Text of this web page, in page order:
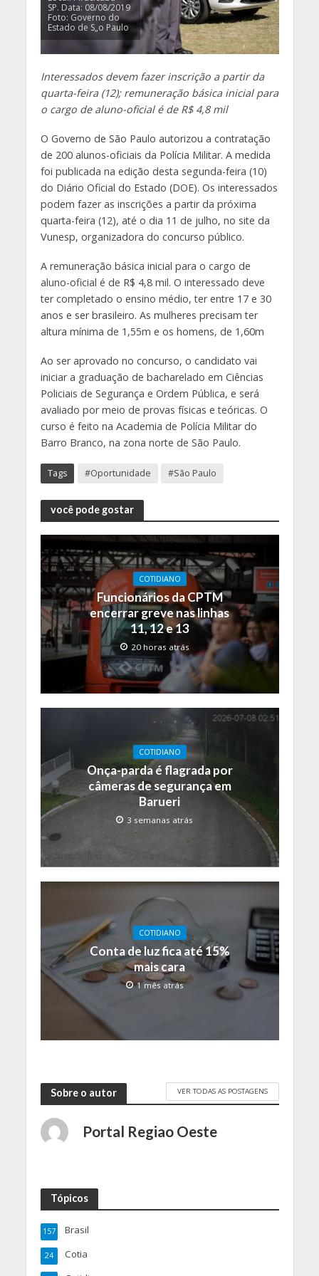
SP. Data: 08/08/2019
Foto: Governo do
Estado de S„o Paulo
Interessados devem fazer inscrição a partir da
quarta-feira (12); remuneração básica inicial para
o cargo de aluno-oficial é de R$ 4,8 mil
O Governo de São Paulo autorizou a contratação
de 200 alunos-oficiais da Polícia Militar. A medida
foi publicada na edição desta segunda-feira (10)
do Diário Oficial do Estado (DOE). Os interessados
podem fazer as inscrições a partir da próxima
quarta-feira (12), até o dia 11 de julho, no site da
Vunesp, organizadora do concurso público.
A remuneração básica inicial para o cargo de
aluno-oficial é de R$ 4,8 mil. O interessado deve
ter completado o ensino médio, ter entre 17 e 30
anos e ser brasileiro. As mulheres precisam ter
altura mínima de 1,55m e os homens, de 1,60m
Ao ser aprovado no concurso, o candidato vai
iniciar a graduação de bacharelado em Ciências
Policiais de Segurança e Ordem Pública, e será
avaliado por meio de provas físicas e teóricas. O
curso é feito na Academia de Polícia Militar do
Barro Branco, na zona norte de São Paulo.
Tags #Oportunidade #São Paulo
você pode gostar
COTIDIANO
Funcionários da CPTM
encerrar greve nas linhas
11, 12 e 13
20 horas atrás
COTIDIANO
Onça-parda é flagrada por
câmeras de segurança em
Barueri
3 semanas atrás
COTIDIANO
Conta de luz fica até 15%
mais cara
1 mês atrás
Sobre o autor VER TODAS AS POSTAGENS
Portal Regiao Oeste
Tópicos
Brasil
157
Cotia
24